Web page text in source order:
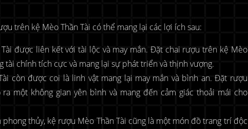
trên kệ Mèo Thần Tài có thể mang lại các lợi ích sau:
được liên kết với tài lộc và may mắn. Đặt chai rượu trên kệ Mèo
tài chính tích cực và mang lại sự phát triển và thịnh vượng.
còn được coi là linh vật mang lại may mắn và bình an. Đặt rượu
một không gian yên bình và mang đến cảm giác thoải mái cho
thủy, kệ rượu Mèo Thần Tài cũng là một món đồ trang trí độc